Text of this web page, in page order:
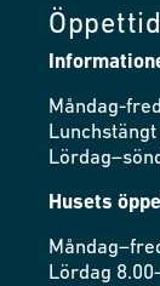
Måndag-
Husets
Lördag